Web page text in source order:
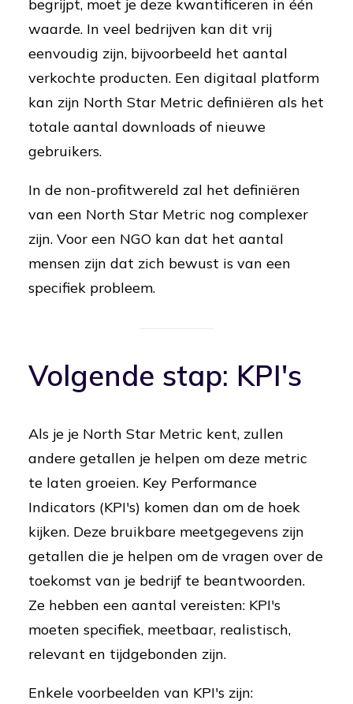
begrijpt, moet je deze kwantificeren in één
waarde. In veel bedrijven kan dit vrij
eenvoudig zijn, bijvoorbeeld het aantal
verkochte producten. Een digitaal platform
kan zijn North Star Metric definiëren als het
totale aantal downloads of nieuwe
gebruikers.
In de non-profitwereld zal het definiëren
van een North Star Metric nog complexer
zijn. Voor een NGO kan dat het aantal
mensen zijn dat zich bewust is van een
specifiek probleem.
Volgende stap: KPI's
Als je je North Star Metric kent, zullen
andere getallen je helpen om deze metric
te laten groeien. Key Performance
Indicators (KPI's) komen dan om de hoek
kijken. Deze bruikbare meetgegevens zijn
getallen die je helpen om de vragen over de
toekomst van je bedrijf te beantwoorden.
Ze hebben een aantal vereisten: KPI's
moeten specifiek, meetbaar, realistisch,
relevant en tijdgebonden zijn.
Enkele voorbeelden van KPI's zijn: